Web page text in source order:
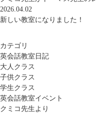
2026.04.02
新しい教室になりました！
カテゴリ
英会話教室日記
大人クラス
子供クラス
学生クラス
英会話教室イベント
クミコ先生より